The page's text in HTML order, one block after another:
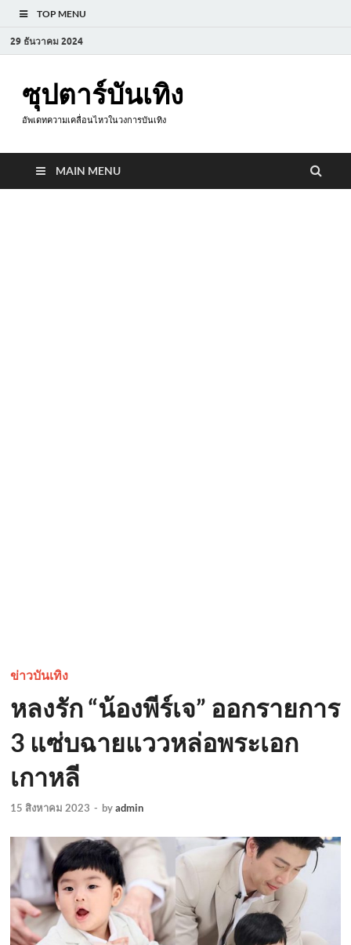
TOP MENU
29 ธันวาคม 2024
ซุปตาร์บันเทิง
อัพเดทความเคลื่อนไหวในวงการบันเทิง
MAIN MENU
ข่าวบันเทิง
หลงรัก “น้องพีร์เจ” ออกรายการ
3 แซ่บฉายแววหล่อพระเอก
เกาหลี
15 สิงหาคม 2023 - byadmin